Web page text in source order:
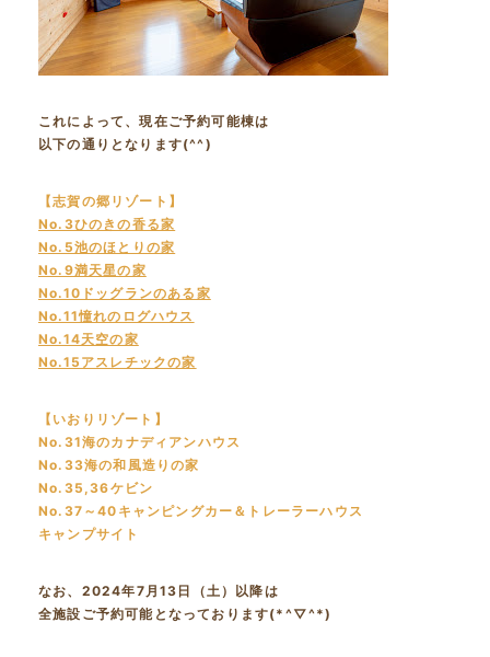
これによって、現在ご予約可能棟は
以下の通りとなります(^^)
【志賀の郷リゾート】
No.3ひのきの香る家
No.5池のほとりの家
No.9満天星の家
No.10ドッグランのある家
No.11憧れのログハウス
No.14天空の家
No.15アスレチックの家
【いおりリゾート】
No.31海のカナディアンハウス
No.33海の和風造りの家
No.35,36ケビン
No.37～40キャンピングカー＆トレーラーハウス
キャンプサイト
なお、2024年7月13日（土）以降は
全施設ご予約可能となっております(*^▽^*)